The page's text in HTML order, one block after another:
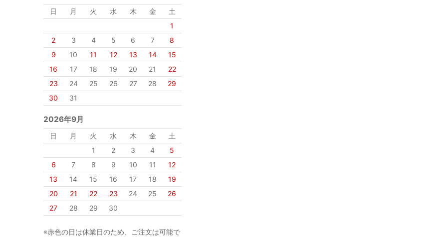
日 月 火 水 木 金
土
1
2
3 4 5 6 7
8
9
10 11 12 13 14
15
16
17 18 19 20 21
22
23
24 25 26 27 28
29
30
31
2026年9月
日 月 火 水 木 金
土
1
2 3 4
5
6
7 8 9 10 11
12
13
14 15 16 17 18
19
20
21 22 23 24 25
26
27
28 29 30
※赤色の日は休業日のため、ご注文は可能で